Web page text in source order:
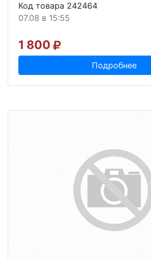
Код товара 242464
07.08 в 15:55
1 800
Подробнее